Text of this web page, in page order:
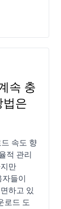
속 충
은
속도 향
적 관리
만
들이
하고 있
로드 도